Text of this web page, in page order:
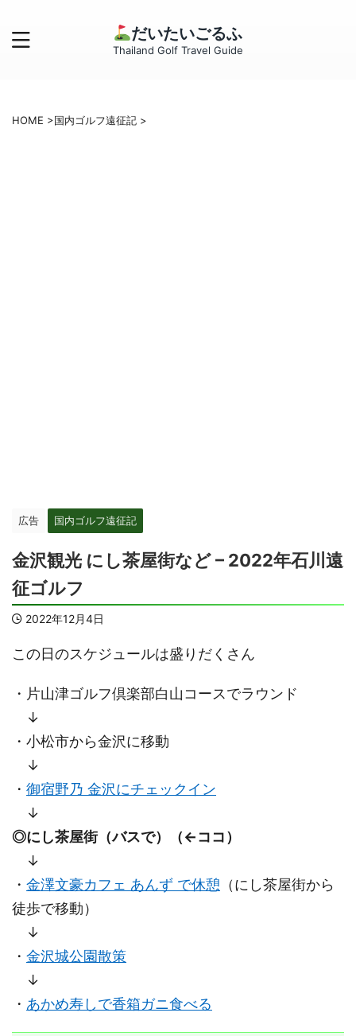
だいたいごるふ
Thailand Golf Travel Guide
HOME >国内ゴルフ遠征記 >
広告 国内ゴルフ遠征記
金沢観光 にし茶屋街など – 2022年石川遠
征ゴルフ
2022年12月4日
この日のスケジュールは盛りだくさん
・片山津ゴルフ倶楽部白山コースでラウンド
↓
・小松市から金沢に移動
↓
・ 御宿野乃 金沢にチェックイン
↓
◎にし茶屋街（バスで）（←ココ）
↓
・ 金澤文豪カフェ あんず で休憩 （にし茶屋街から
徒歩で移動）
↓
・ 金沢城公園散策
↓
・ あかめ寿しで香箱ガニ食べる